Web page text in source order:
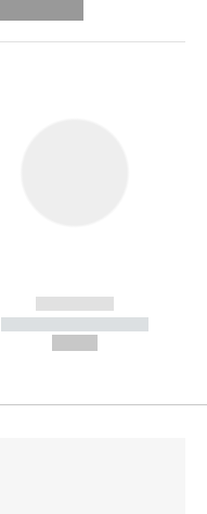
------------
----------- -----------